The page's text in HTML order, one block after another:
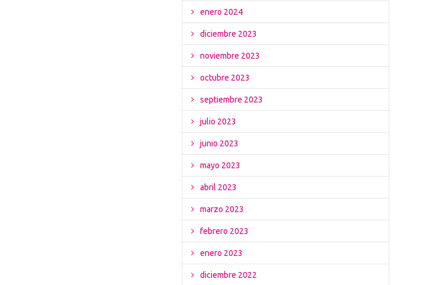
enero 2024
diciembre 2023
noviembre 2023
octubre 2023
septiembre 2023
julio 2023
junio 2023
mayo 2023
abril 2023
marzo 2023
febrero 2023
enero 2023
diciembre 2022